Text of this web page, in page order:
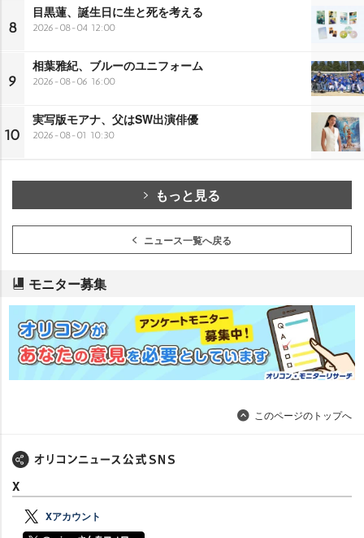
8
目黒蓮、誕生日に生と死を考える
2026-08-04 12:00
9
相葉雅紀、ブルーのユニフォーム
2026-08-06 16:00
10
実写版モアナ、父はSW出演俳優
2026-08-01 10:30
もっと見る
ニュース一覧へ戻る
モニター募集
このページのトップへ
X
Xアカウント